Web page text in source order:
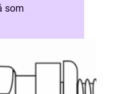
som